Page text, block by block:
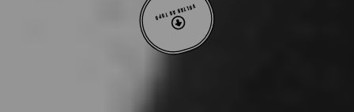
VOLTAR AO TOPO